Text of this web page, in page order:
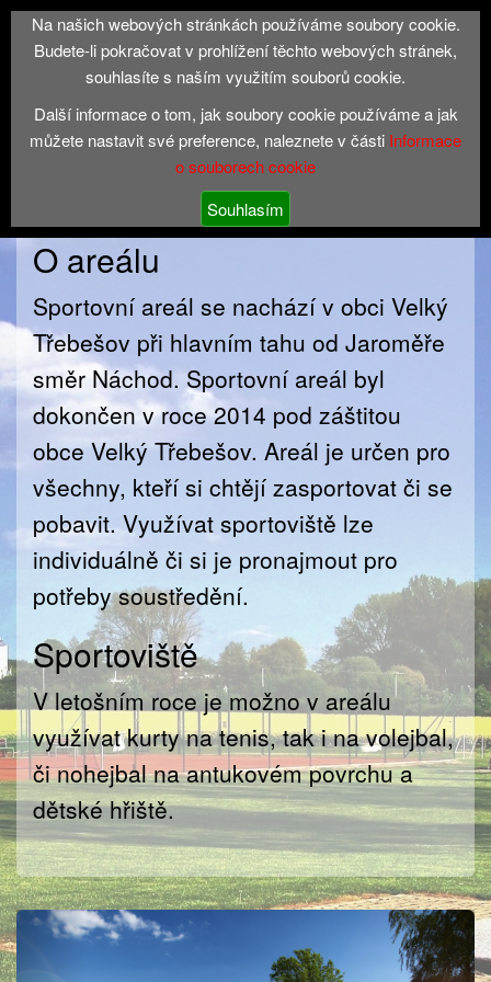
Na našich webových stránkách používáme soubory cookie.
Budete-li pokračovat v prohlížení těchto webových stránek,
souhlasíte s naším využitím souborů cookie.
Další informace o tom, jak soubory cookie používáme a jak
můžete nastavit své preference, naleznete v části Informace
o souborech cookie
Souhlasím
Toggle
Velký Třebešov
Sportovní areál Velký
O areálu
Sportovní areál se nachází v obci Velký
Třebešov při hlavním tahu od Jaroměře
směr Náchod. Sportovní areál byl
dokončen v roce 2014 pod záštitou
obce Velký Třebešov. Areál je určen pro
všechny, kteří si chtějí zasportovat či se
pobavit. Využívat sportoviště lze
individuálně či si je pronajmout pro
potřeby soustředění.
Sportoviště
V letošním roce je možno v areálu
využívat kurty na tenis, tak i na volejbal,
či nohejbal na antukovém povrchu a
dětské hřiště.
Previous Next